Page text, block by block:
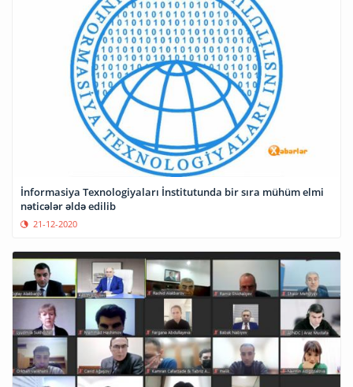
İnformasiya Texnologiyaları İnstitutunda bir sıra mühüm elmi
nəticələr əldə edilib
21-12-2020